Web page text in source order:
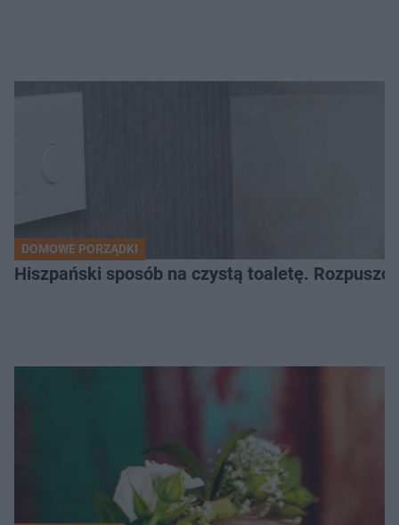
DOMOWE PORZĄDKI
Hiszpański sposób na czystą toaletę.